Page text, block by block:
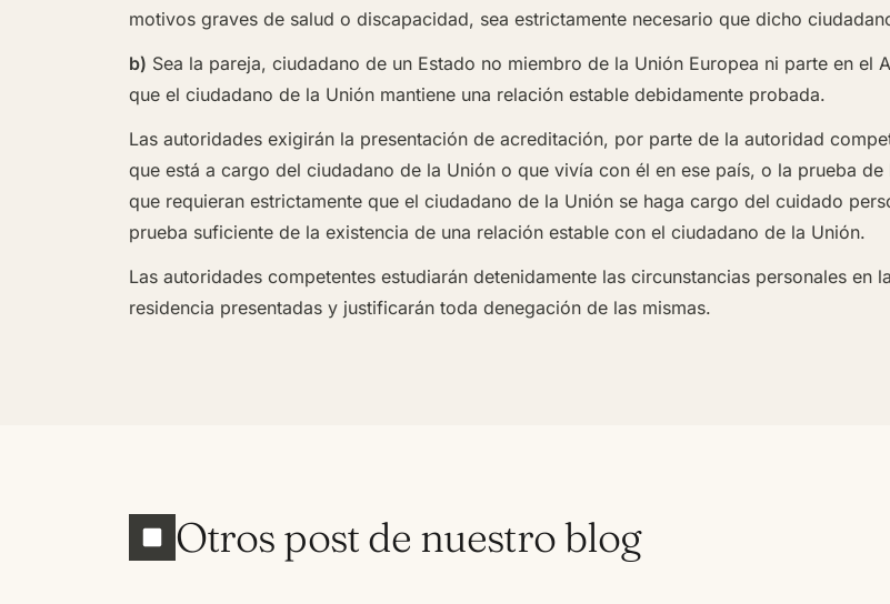
motivos graves de salud o discapacidad, sea estrictamente necesario que dicho
b) Sea la pareja, ciudadano de un Estado no miembro de la Unión Europea ni parte en
que el ciudadano de la Unión mantiene una relación estable debidamente probada.
Las autoridades exigirán la presentación de acreditación, por parte de la autoridad
que está a cargo del ciudadano de la Unión o que vivía con él en ese país, o la prueba
que requieran estrictamente que el ciudadano de la Unión se haga cargo del cuidado
prueba suficiente de la existencia de una relación estable con el ciudadano de la Unión.
Las autoridades competentes estudiarán detenidamente las circunstancias personales
residencia presentadas y justificarán toda denegación de las mismas.
Otros post de nuestro blog